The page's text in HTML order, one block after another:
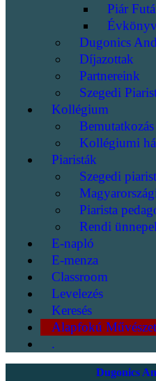
Piár
Dugonics
Díjazottak
Partnereink
Szegedi
Kollégium
Bemutatkozás
Kollégiumi
Piaristák
Szegedi
Piarista
Rendi
E-napló
E-menza
Classroom
Levelezés
Keresés
Alapfokú
.
Dugonics